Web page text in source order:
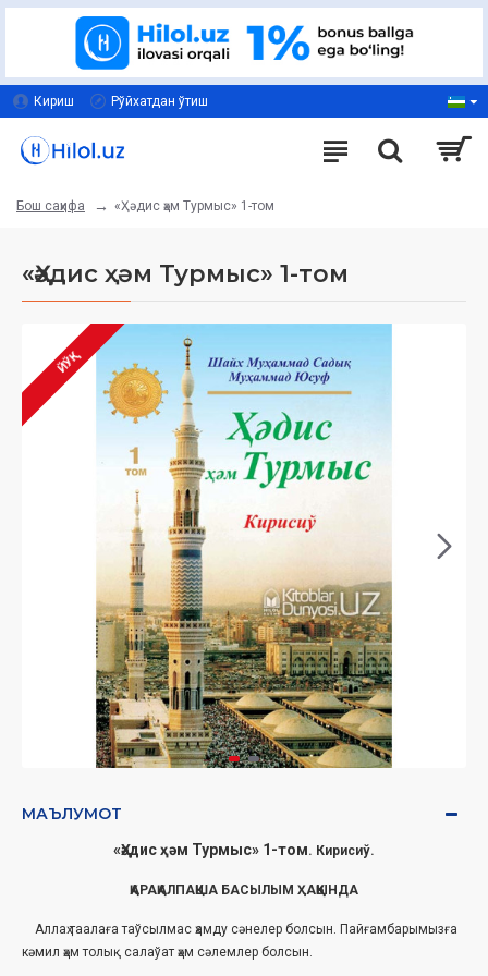
Кириш Рўйхатдан ўтиш
Бош саҳифа «Ҳәдис ҳәм Турмыс» 1-том
«Ҳәдис ҳәм Турмыс» 1-том
ЙЎҚ
МАЪЛУМОТ
«Ҳәдис ҳәм Турмыс» 1-том. Кирисиў.
ҚАРАҚАЛПАҚША БАСЫЛЫМ ҲАҚҚЫНДА
Аллаҳ таалаға таўсылмас ҳамду сәнелер болсын. Пайғамбарымызға
кәмил ҳәм толық салаўат ҳәм сәлемлер болсын.